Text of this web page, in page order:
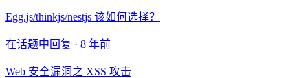
Egg.js/thinkjs/nestjs 该如何选择？
在话题中回复 · 8 年前
Web 安全漏洞之 XSS 攻击